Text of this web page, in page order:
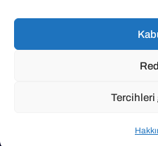
Mail Adresimiz